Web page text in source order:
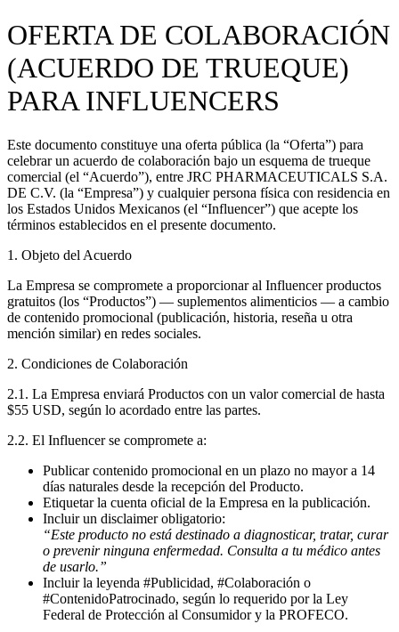
OFERTA DE COLABORACIÓN
(ACUERDO DE TRUEQUE)
PARA INFLUENCERS
Este documento constituye una oferta pública (la “Oferta”) para
celebrar un acuerdo de colaboración bajo un esquema de trueque
comercial (el “Acuerdo”), entre JRC PHARMACEUTICALS S.A.
DE C.V. (la “Empresa”) y cualquier persona física con residencia en
los Estados Unidos Mexicanos (el “Influencer”) que acepte los
términos establecidos en el presente documento.
1. Objeto del Acuerdo
La Empresa se compromete a proporcionar al Influencer productos
gratuitos (los “Productos”) — suplementos alimenticios — a cambio
de contenido promocional (publicación, historia, reseña u otra
mención similar) en redes sociales.
2. Condiciones de Colaboración
2.1. La Empresa enviará Productos con un valor comercial de hasta
$55 USD, según lo acordado entre las partes.
2.2. El Influencer se compromete a:
Publicar contenido promocional en un plazo no mayor a 14
días naturales desde la recepción del Producto.
Etiquetar la cuenta oficial de la Empresa en la publicación.
Incluir un disclaimerobligatorio:
“Este producto no está destinado a diagnosticar, tratar, curar
o prevenir ninguna enfermedad. Consulta a tu médico antes
de usarlo.”
Incluirla leyenda #Publicidad, #Colaboración o
#ContenidoPatrocinado, según lo requerido porla Ley
Federal de Protección al Consumidor y la PROFECO.